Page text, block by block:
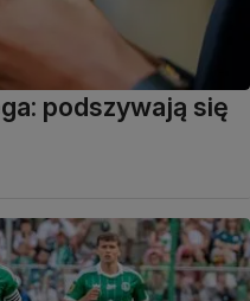
podszywają się